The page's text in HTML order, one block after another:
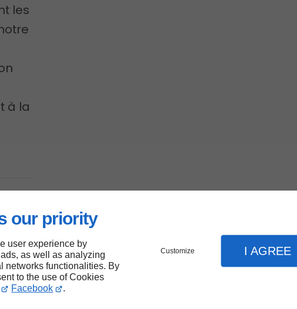
our priority
user experience by
as well as analyzing
networks functionalities. By
to the use of Cookies
Facebook .
Customize I AGREE
les
à la